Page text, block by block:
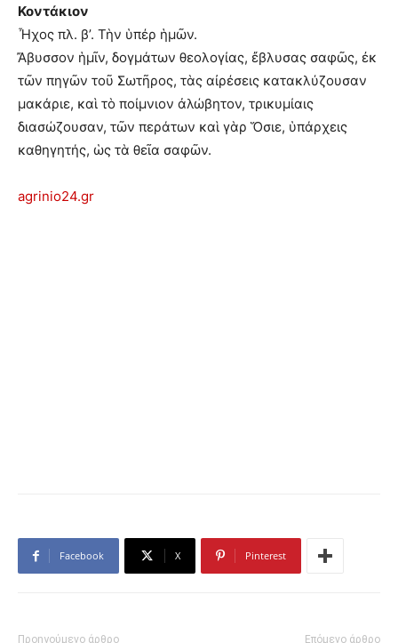
Κοντάκιον
Ἦχος πλ. β’. Τὴν ὑπέρ ἡμῶν.
Ἄβυσσον ἡμῖν, δογμάτων θεολογίας, ἔβλυσας σαφῶς, ἐκ
τῶν πηγῶν τοῦ Σωτῆρος, τὰς αἰρέσεις κατακλύζουσαν
μακάριε, καὶ τὸ ποίμνιον ἀλώβητον, τρικυμίαις
διασώζουσαν, τῶν περάτων καὶ γὰρ Ὅσιε, ὑπάρχεις
καθηγητής, ὡς τὰ θεῖα σαφῶν.
agrinio24.gr
Facebook X Pinterest
Προηγούμενο άρθρο Επόμενο άρθρο